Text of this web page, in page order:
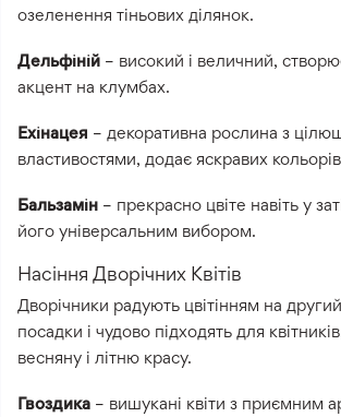
озеленення тіньових ділянок.
Дельфіній – високий і величний,
акцент на клумбах.
Ехінацея – декоративна рослина з
властивостями, додає яскравих
Бальзамін – прекрасно цвіте навіть у
його універсальним вибором.
Насіння Дворічних Квітів
Дворічники радують цвітінням на другий
посадки і чудово підходять для
весняну і літню красу.
Гвоздика – вишукані квіти з приємним